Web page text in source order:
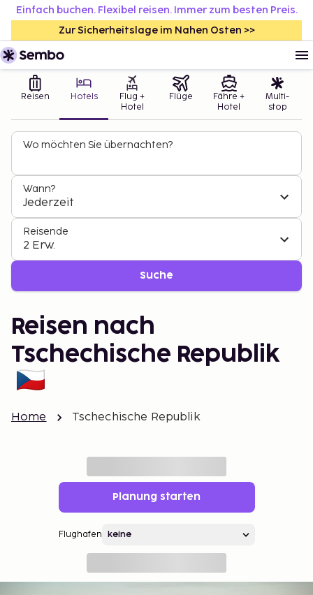
Einfach buchen. Flexibel reisen. Immer zum besten Preis.
Zur Sicherheitslage im Nahen Osten >>
Reisen Hotels
Flug +
Hotel
Flüge
Fähre +
Hotel
Multi-
stop
Wo möchten Sie übernachten?
Wann?
Jederzeit
Reisende
2 Erw.
Suche
Reisen nach
Tschechische Republik
Home Tschechische Republik
Planung starten
Flughafen